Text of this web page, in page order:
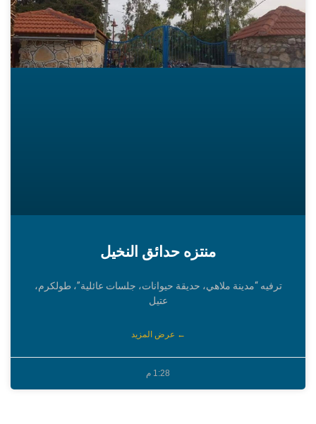
منتزه حدائق النخيل
ترفيه “مدينة ملاهي، حديقة حيوانات، جلسات عائلية”، طولكرم،
عتيل
← عرض المزيد
1:28 م